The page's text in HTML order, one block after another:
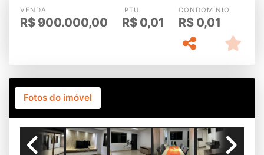
VENDA
R$ 900.000,00
IPTU
R$ 0,01
CONDOMÍNIO
R$ 0,01
Fotos do imóvel